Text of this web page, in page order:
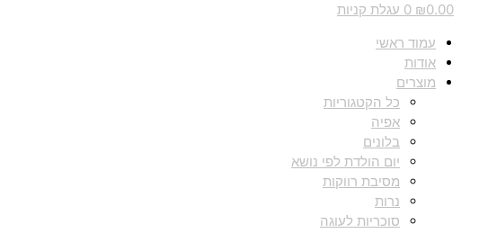
₪0.00
0 עגלת קניות
עמוד ראשי
אודות
מוצרים
כל הקטגוריות
אפיה
בלונים
יום הולדת לפי נושא
מסיבת רווקות
נרות
סוכריות לעוגה